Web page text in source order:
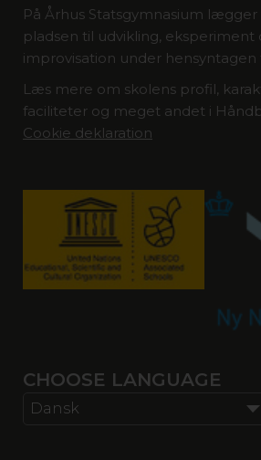
På Århus Statsgymnasium
pladsen til udvikling, eksperiment
improvisation under hensyntagen
Læs mere om skolens profil,
faciliteter og meget andet i
Cookie deklaration
CHOOSE LANGUAGE
Dansk